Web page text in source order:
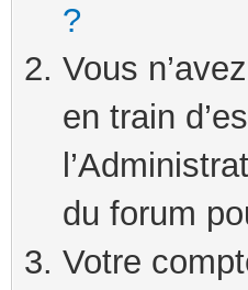
?
Vous
en train
du forum
Votre